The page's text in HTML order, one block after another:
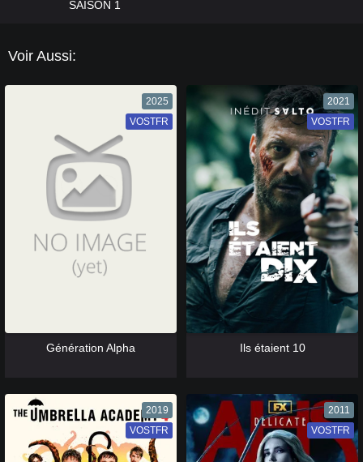
SAISON 1
Voir Aussi:
2025
VF
VOSTFR
Génération Alpha
2021
VF
VOSTFR
Ils étaient 10
2019
VF
VOSTFR
2011
VF
VOSTFR